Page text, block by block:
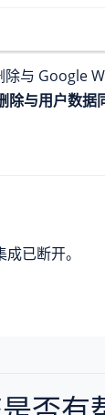
除与 Google
除与用户数据
已断开。